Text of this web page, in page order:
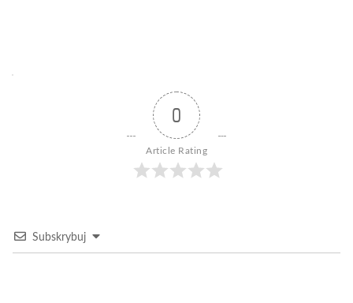
0
Article Rating
Subskrybuj